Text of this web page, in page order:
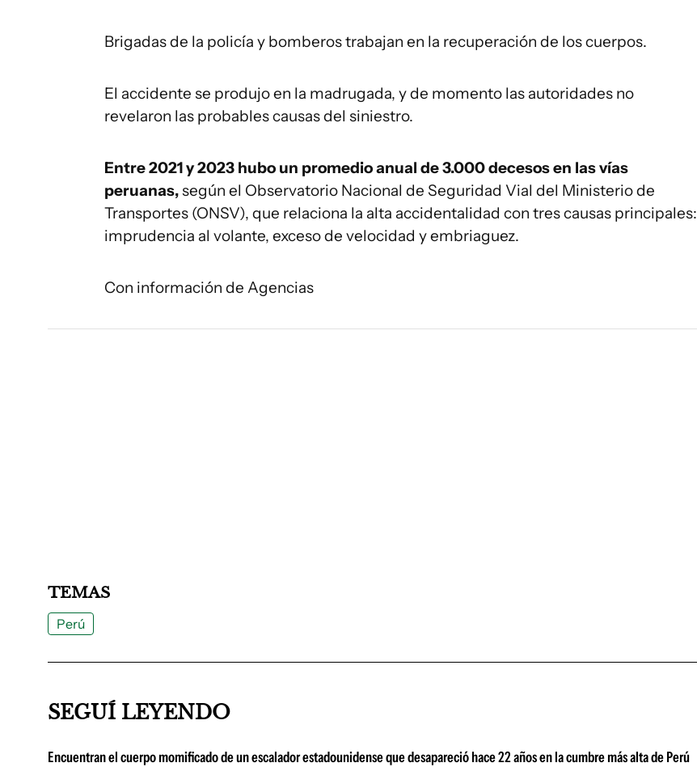
Brigadas de la policía y bomberos trabajan en la recuperación de los cuerpos.
El accidente se produjo en la madrugada, y de momento las autoridades no
revelaron las probables causas del siniestro.
Entre 2021 y 2023 hubo un promedio anual de 3.000 decesos en las vías
peruanas,según el Observatorio Nacional de Seguridad Vial del Ministerio de
Transportes (ONSV), que relaciona la alta accidentalidad con tres causas principales:
imprudencia al volante, exceso de velocidad y embriaguez.
Con información de Agencias
TEMAS
Perú
SEGUÍ LEYENDO
Encuentran el cuerpo momificado de un escalador estadounidense que desapareció hace 22 años en la cumbre más alta de Perú